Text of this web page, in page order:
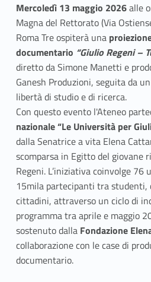
Mercoledì 13 maggio 2026alle
Magna del Rettorato (Via
Roma Tre ospiterà una
documentario “Giulio Regeni –
diretto da Simone Manetti e
Ganesh Produzioni, seguita da
libertà di studio e di ricerca.
Con questo evento l'Ateneo
nazionale “Le Università per
dalla Senatrice a vita Elena
scomparsa in Egitto del giovane
Regeni. L’iniziativa coinvolge
15mila partecipanti tra studenti,
cittadini, attraverso un ciclo di
programma tra aprile e maggio
sostenuto dalla Fondazione
collaborazione con le case di
documentario.